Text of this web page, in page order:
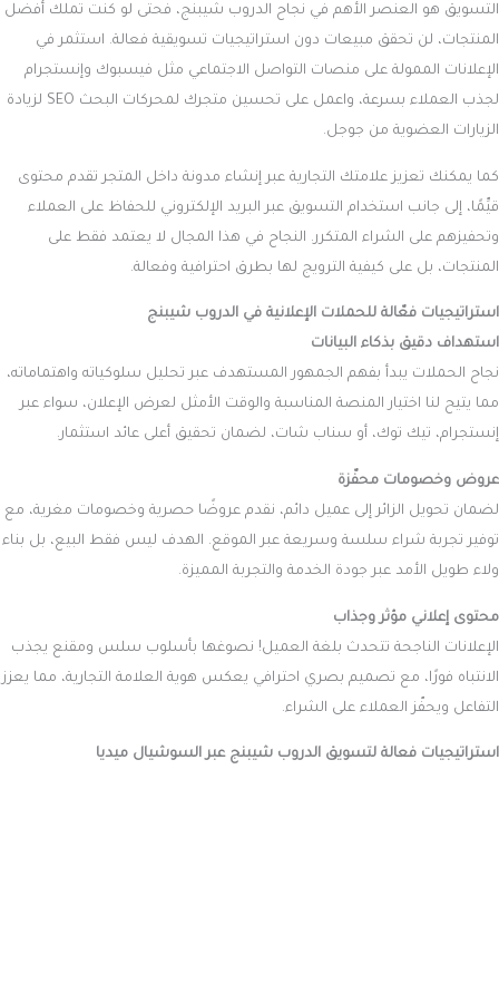
التسويق هو العنصر الأهم في نجاح الدروب شيبنج، فحتى لو كنت تملك أفضل
المنتجات، لن تحقق مبيعات دون استراتيجيات تسويقية فعالة. استثمر في
الإعلانات الممولة على منصات التواصل الاجتماعي مثل فيسبوك وإنستجرام
لجذب العملاء بسرعة، واعمل على تحسين متجرك لمحركات البحث SEO لزيادة
الزيارات العضوية من جوجل.
كما يمكنك تعزيز علامتك التجارية عبر إنشاء مدونة داخل المتجر تقدم محتوى
قيِّمًا، إلى جانب استخدام التسويق عبر البريد الإلكتروني للحفاظ على العملاء
وتحفيزهم على الشراء المتكرر. النجاح في هذا المجال لا يعتمد فقط على
المنتجات، بل على كيفية الترويج لها بطرق احترافية وفعالة.
استراتيجيات فعّالة للحملات الإعلانية في الدروب شيبنج
استهداف دقيق بذكاء البيانات
نجاح الحملات يبدأ بفهم الجمهور المستهدف عبر تحليل سلوكياته واهتماماته،
مما يتيح لنا اختيار المنصة المناسبة والوقت الأمثل لعرض الإعلان، سواء عبر
إنستجرام، تيك توك، أو سناب شات، لضمان تحقيق أعلى عائد استثمار.
عروض وخصومات محفّزة
لضمان تحويل الزائر إلى عميل دائم، نقدم عروضًا حصرية وخصومات مغرية، مع
توفير تجربة شراء سلسة وسريعة عبر الموقع. الهدف ليس فقط البيع، بل بناء
ولاء طويل الأمد عبر جودة الخدمة والتجربة المميزة.
محتوى إعلاني مؤثر وجذاب
الإعلانات الناجحة تتحدث بلغة العميل! نصوغها بأسلوب سلس ومقنع يجذب
الانتباه فورًا، مع تصميم بصري احترافي يعكس هوية العلامة التجارية، مما يعزز
التفاعل ويحفّز العملاء على الشراء.
استراتيجيات فعالة لتسويق الدروب شيبنج عبر السوشيال ميديا